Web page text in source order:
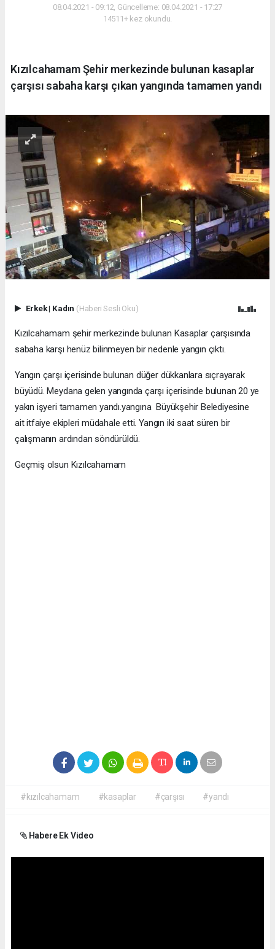
08.04.2021 - 09:12, Güncelleme: 08.04.2021 - 17:27
14511+ kez okundu.
Kızılcahamam Şehir merkezinde bulunan kasaplar
çarşısı sabaha karşı çıkan yangında tamamen yandı
Erkek| Kadın (Haberi Sesli Oku)
Kızılcahamam şehir merkezinde bulunan Kasaplar çarşısında
sabaha karşı henüz bilinmeyen bir nedenle yangın çıktı.
Yangın çarşı içerisinde bulunan düğer dükkanlara sıçrayarak
büyüdü. Meydana gelen yangında çarşı içerisinde bulunan 20 ye
yakın işyeri tamamen yandı.yangına Büyükşehir Belediyesine
ait itfaiye ekipleri müdahale etti. Yangın iki saat süren bir
çalışmanın ardından söndürüldü.
Geçmiş olsun Kızılcahamam
#kızılcahamam #kasaplar #çarşısı #yandı
Habere Ek Video